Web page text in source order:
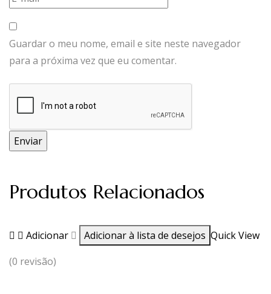
Guardar o meu nome, email e site neste navegador
para a próxima vez que eu comentar.
Produtos Relacionados
Adicionar Adicionar à lista de desejos Quick View
(0 revisão)